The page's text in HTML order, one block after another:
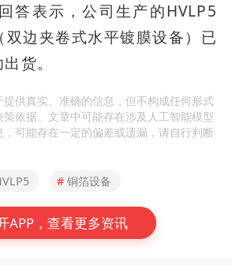
答表示，公司生产的HVLP5
双边夹卷式水平镀膜设备）已
货。
供真实、准确的信息，但不构成任何形式
依据。文章中可能存在涉及人工智能模型
可能存在一定的偏差或遗漏，请自行判断
# 铜箔设备
APP，查看更多资讯